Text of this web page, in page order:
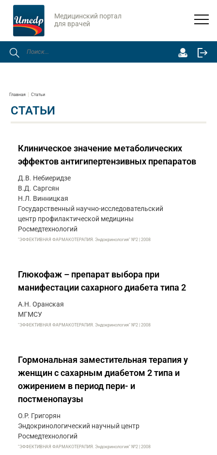
Медицинский портал
для врачей
Главная Статьи
СТАТЬИ
Клиническое значение метаболических
эффектов антигипертензивных препаратов
Д.В. Небиеридзе
В.Д. Саргсян
Н.Л. Винницкая
Государственный научно-исследовательский
центр профилактической медицины
Росмедтехнологий
"ЭФФЕКТИВНАЯ ФАРМАКОТЕРАПИЯ. Эндокринология" №2 | 2008
Глюкофаж – препарат выбора при
манифестации сахарного диабета типа 2
А.Н. Оранская
МГМСУ
"ЭФФЕКТИВНАЯ ФАРМАКОТЕРАПИЯ. Эндокринология" №2 | 2008
Гормональная заместительная терапия у
женщин с сахарным диабетом 2 типа и
ожирением в период пери- и
постменопаузы
О.Р. Григорян
Эндокринологический научный центр
Росмедтехнологий
"ЭФФЕКТИВНАЯ ФАРМАКОТЕРАПИЯ. Эндокринология" №2 | 2008